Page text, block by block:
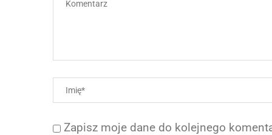
Zapisz moje dane do kolejnego